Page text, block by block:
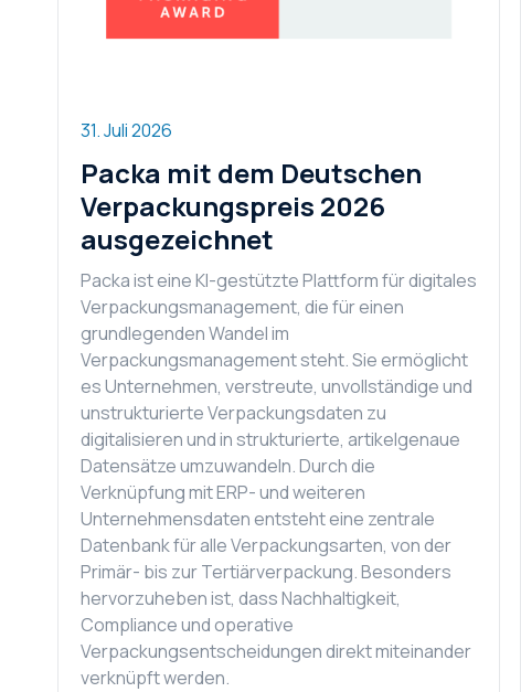
31. Juli 2026
Packa mit dem Deutschen
Verpackungspreis 2026
ausgezeichnet
Packa ist eine KI-gestützte Plattform für digitales
Verpackungsmanagement, die für einen
grundlegenden Wandel im
Verpackungsmanagement steht. Sie ermöglicht
es Unternehmen, verstreute, unvollständige und
unstrukturierte Verpackungsdaten zu
digitalisieren und in strukturierte, artikelgenaue
Datensätze umzuwandeln. Durch die
Verknüpfung mit ERP- und weiteren
Unternehmensdaten entsteht eine zentrale
Datenbank für alle Verpackungsarten, von der
Primär- bis zur Tertiärverpackung. Besonders
hervorzuheben ist, dass Nachhaltigkeit,
Compliance und operative
Verpackungsentscheidungen direkt miteinander
verknüpft werden.